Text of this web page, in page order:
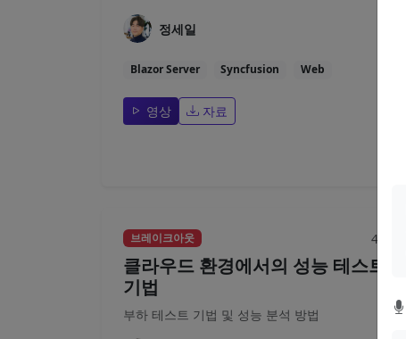
정세일
Blazor Server Syncfusion Web
영상 자료
브레이크아웃 40분
클라우드 환경에서의 성능 테스트
기법
부하 테스트 기법 및 성능 분석 방법